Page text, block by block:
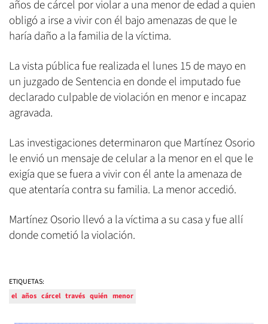
años de cárcel por violar a una menor de edad a quien
obligó a irse a vivir con él bajo amenazas de que le
haría daño a la familia de la víctima.
La vista pública fue realizada el lunes 15 de mayo en
un juzgado de Sentencia en donde el imputado fue
declarado culpable de violación en menor e incapaz
agravada.
Las investigaciones determinaron que Martínez Osorio
le envió un mensaje de celular a la menor en el que le
exigía que se fuera a vivir con él ante la amenaza de
que atentaría contra su familia. La menor accedió.
Martínez Osorio llevó a la víctima a su casa y fue allí
donde cometió la violación.
ETIQUETAS:
el años cárcel través quién menor